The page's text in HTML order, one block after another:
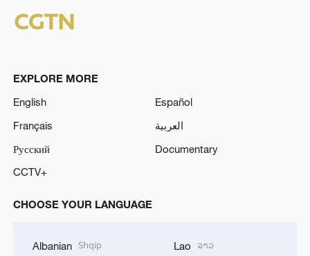
EXPLORE MORE
English
Español
Français
العربية
Русский
Documentary
CCTV+
CHOOSE YOUR LANGUAGE
Albanian Shqip Lao ລາວ